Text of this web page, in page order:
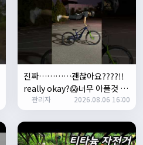
진짜…………괜찮아요????!!
really okay?😱너무 아플것 같
아……ㅜㅜ
N
관리자 2026.08.06 16:00